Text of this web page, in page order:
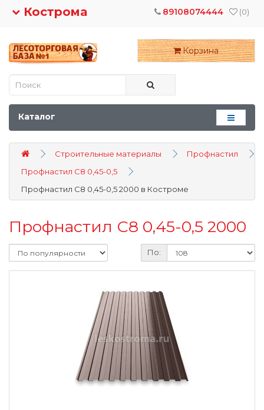
Кострома (0)
89108074444
Корзина
Каталог
Строительные материалы
Профнастил
Профнастил С8 0,45-0,5
Профнастил С8 0,45-0,5 2000 в Костроме
Профнастил С8 0,45-0,5 2000
По: